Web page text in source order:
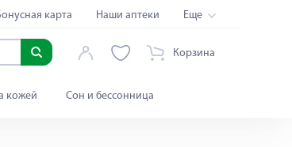
карта Наши аптеки Еще
Корзина
кожей Сон и бессонница